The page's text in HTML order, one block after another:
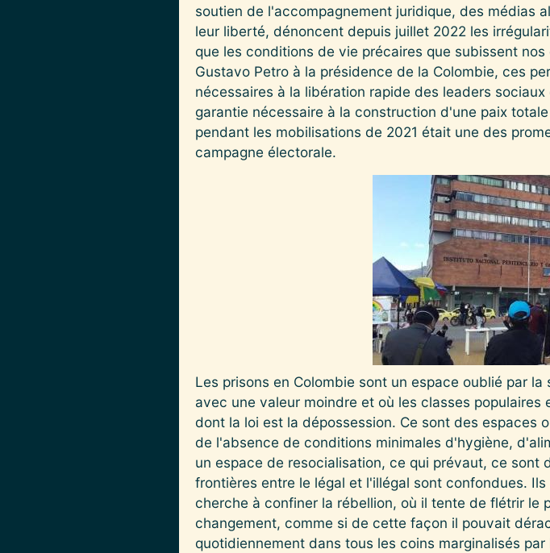
soutien de l'accompagnement juridique, des médias
leur liberté, dénoncent depuis juillet 2022 les
que les conditions de vie précaires que subissent
Gustavo Petro à la présidence de la Colombie, ces
nécessaires à la libération rapide des leaders sociaux
garantie nécessaire à la construction d'une paix
pendant les mobilisations de 2021 était une des
campagne électorale.
Les prisons en Colombie sont un espace oublié par
avec une valeur moindre et où les classes
dont la loi est la dépossession. Ce sont des espaces
de l'absence de conditions minimales d'hygiène,
un espace de resocialisation, ce qui prévaut, ce sont
frontières entre le légal et l'illégal sont confondues.
cherche à confiner la rébellion, où il tente de flétrir le
changement, comme si de cette façon il pouvait
quotidiennement dans tous les coins marginalisés